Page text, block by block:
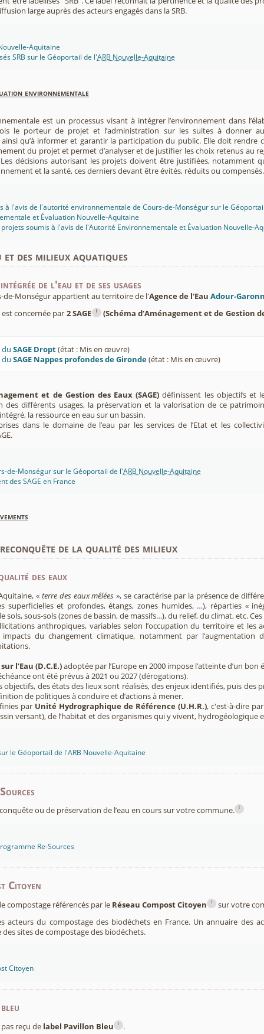
large auprès des acteurs engagés dans la SRB.
Aquitaine
SRB sur le Géoportail de l'ARB Nouvelle-Aquitaine
environnementale
est un processus visant à intégrer l’environnement dans
le porteur de projet et l’administration sur les suites à donner
qu’à informer et garantir la participation du public. Elle doit rendre
du projet et permet d’analyser et de justifier les choix retenus au
décisions autorisant les projets doivent être justifiées, notamment
et la santé, ces derniers devant être évités, réduits ou compensés.
à l'avis de l'autorité environnementale de Cours-de-Monségur sur le
et Évaluation Nouvelle-Aquitaine
soumis à l'avis de l'Autorité Environnementale et Évaluation Nouvelle-
des milieux aquatiques
de l'eau et de ses usages
de-Monségur appartient au territoire de l'Agence de l'Eau Adour-
concernée par 2 SAGE i (Schéma d’Aménagement et de Gestion
duSAGE Dropt(état : Mis en œuvre)
duSAGE Nappes profondes de Gironde(état : Mis en œuvre)
et de Gestion des Eaux (SAGE) définissent les objectifs et
des différents usages, la préservation et la valorisation de ce
la ressource en eau sur un bassin.
dans le domaine de l’eau par les services de l’Etat et les
de-Monségur sur le Géoportail de l'ARB Nouvelle-Aquitaine
des SAGE en France
de la qualité des milieux
des eaux
« terre des eaux mêlées », se caractérise par la présence de
superficielles et profondes, étangs, zones humides, …), réparties «
sols, sous-sols (zones de bassin, de massifs…), du relief, du climat, etc.
anthropiques, variables selon l’occupation du territoire et les
impacts du changement climatique, notamment par l’augmentation
l’Eau (D.C.E.)adoptée par l’Europe en 2000 impose l’atteinte d’un
ont été prévus à 2021 ou 2027 (dérogations).
objectifs, des états des lieux sont réalisés, des enjeux identifiés, puis des
de politiques à conduire et d’actions à mener.
par Unité Hydrographique de Référence (U.H.R.), c'est-à-dire
versant), de l’habitat et des organismes qui y vivent, hydrogéologique
le Géoportail de l'ARB Nouvelle-Aquitaine
ou de préservation de l’eau en cours sur votre commune. i
Re-Sources
Citoyen
compostage référencés par le Réseau Compost Citoyen i
sur votre
acteurs du compostage des biodéchets en France. Un annuaire des
sites de compostage des biodéchets.
Citoyen
reçu de label Pavillon Bleu i
.